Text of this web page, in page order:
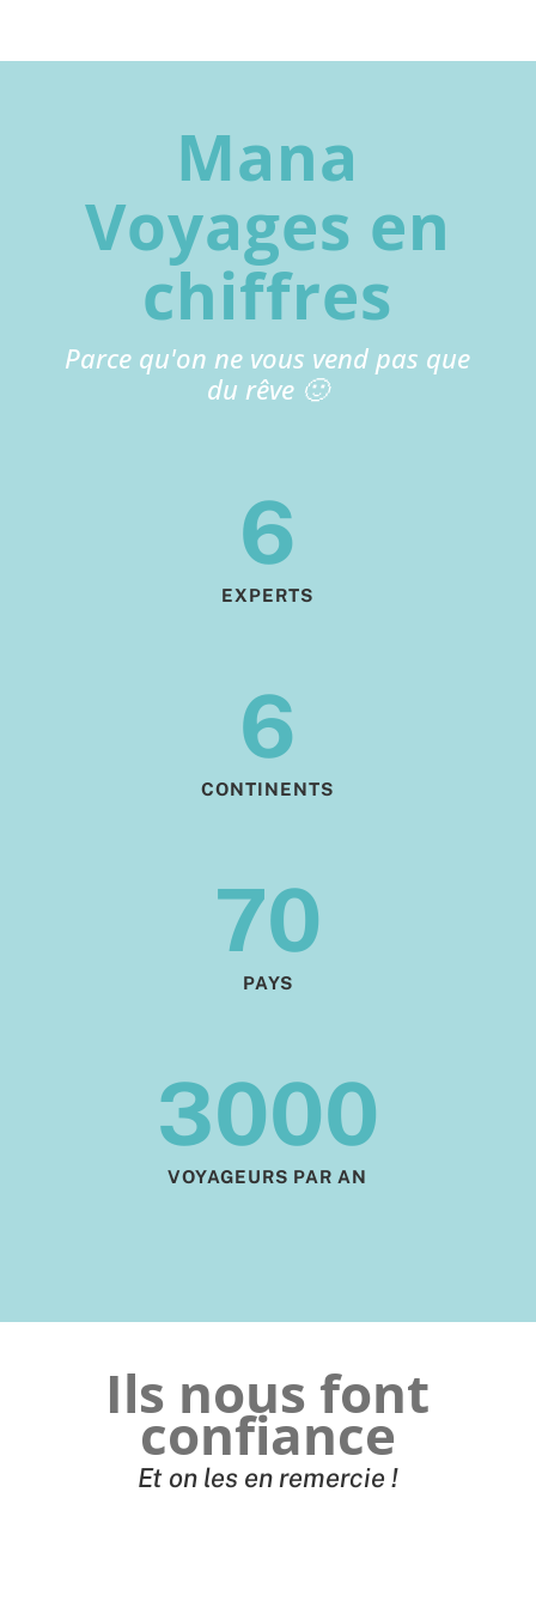
Mana
Voyages en
chiffres
Parce qu'on ne vous vend pas que
du rêve 🙂
6
EXPERTS
6
CONTINENTS
70
PAYS
3000
VOYAGEURS PAR AN
Ils nous font
confiance
Et on les en remercie !